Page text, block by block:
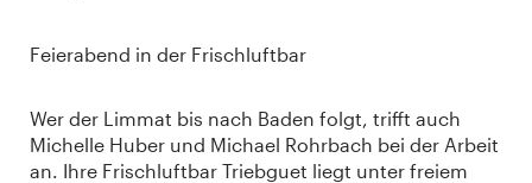
Feierabend in der Frischluftbar
Wer der Limmat bis nach Baden folgt, trifft auch
Michelle Huber und Michael Rohrbach bei der Arbeit
an. Ihre Frischluftbar Triebguet liegt unter freiem